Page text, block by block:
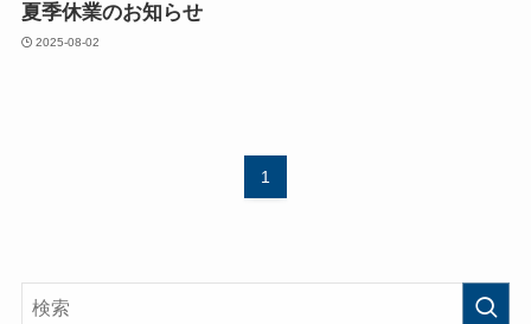
夏季休業のお知らせ
2025-08-02
1